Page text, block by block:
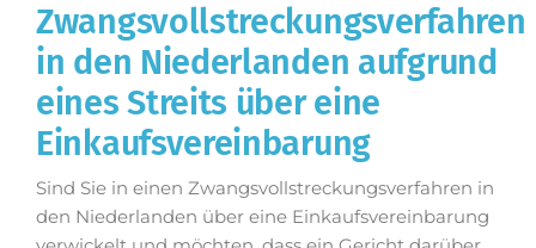
Zwangsvollstreckungsverfahren
in den Niederlanden aufgrund
eines Streits über eine
Einkaufsvereinbarung
Sind Sie in einen Zwangsvollstreckungsverfahren in
den Niederlanden über eine Einkaufsvereinbarung